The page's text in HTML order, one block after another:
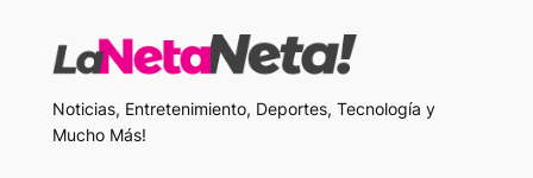
Noticias, Entretenimiento, Deportes, Tecnología y
Mucho Más!